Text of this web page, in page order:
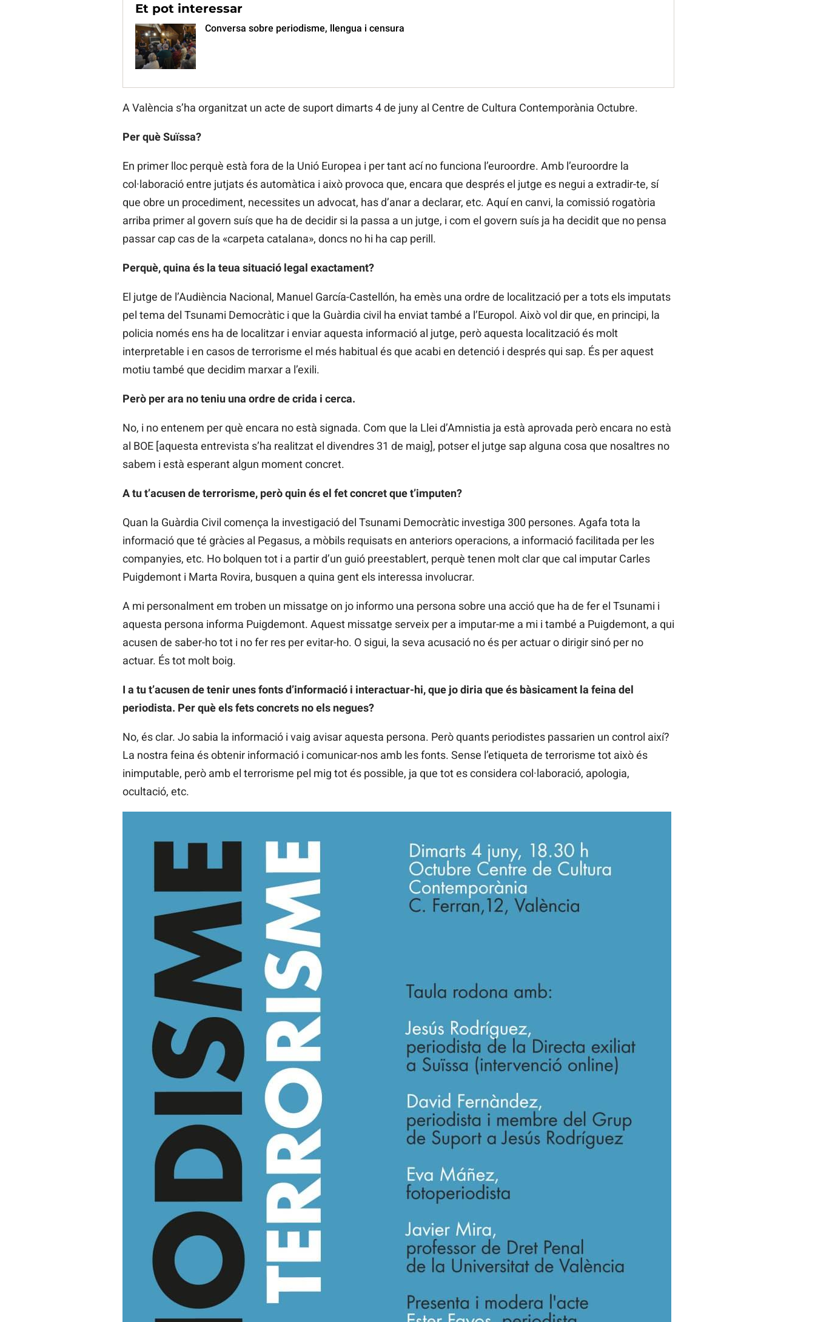
Et pot interessar
Conversa sobre periodisme, llengua i censura
A València s’ha organitzat un acte de suport dimarts 4 de juny al Centre de Cultura Contemporània Octubre.
Per què Suïssa?
En primer lloc perquè està fora de la Unió Europea i per tant ací no funciona l’euroordre. Amb l’euroordre la
col·laboració entre jutjats és automàtica i això provoca que, encara que després el jutge es negui a extradir-te, sí
que obre un procediment, necessites un advocat, has d’anar a declarar, etc. Aquí en canvi, la comissió rogatòria
arriba primer al govern suís que ha de decidir si la passa a un jutge, i com el govern suís ja ha decidit que no pensa
passar cap cas de la «carpeta catalana», doncs no hi ha cap perill.
Perquè, quina és la teua situació legal exactament?
El jutge de l’Audiència Nacional, Manuel García-Castellón, ha emès una ordre de localització per a tots els imputats
pel tema del Tsunami Democràtic i que la Guàrdia civil ha enviat també a l’Europol. Això vol dir que, en principi, la
policia només ens ha de localitzar i enviar aquesta informació al jutge, però aquesta localització és molt
interpretable i en casos de terrorisme el més habitual és que acabi en detenció i després qui sap. És per aquest
motiu també que decidim marxar a l’exili.
Però per ara no teniu una ordre de crida i cerca.
No, i no entenem per què encara no està signada. Com que la Llei d’Amnistia ja està aprovada però encara no està
al BOE [aquesta entrevista s’ha realitzat el divendres 31 de maig], potser el jutge sap alguna cosa que nosaltres no
sabem i està esperant algun moment concret.
A tu t’acusen de terrorisme, però quin és el fet concret que t’imputen?
Quan la Guàrdia Civil comença la investigació del Tsunami Democràtic investiga 300 persones. Agafa tota la
informació que té gràcies al Pegasus, a mòbils requisats en anteriors operacions, a informació facilitada per les
companyies, etc. Ho bolquen tot i a partir d’un guió preestablert, perquè tenen molt clar que cal imputar Carles
Puigdemont i Marta Rovira, busquen a quina gent els interessa involucrar.
A mi personalment em troben un missatge on jo informo una persona sobre una acció que ha de fer el Tsunami i
aquesta persona informa Puigdemont. Aquest missatge serveix per a imputar-me a mi i també a Puigdemont, a qui
acusen de saber-ho tot i no fer res per evitar-ho. O sigui, la seva acusació no és per actuar o dirigir sinó per no
actuar. És tot molt boig.
I a tu t’acusen de tenir unes fonts d’informació i interactuar-hi, que jo diria que és bàsicament la feina del
periodista. Per què els fets concrets no els negues?
No, és clar. Jo sabia la informació i vaig avisar aquesta persona. Però quants periodistes passarien un control així?
La nostra feina és obtenir informació i comunicar-nos amb les fonts. Sense l’etiqueta de terrorisme tot això és
inimputable, però amb el terrorisme pel mig tot és possible, ja que tot es considera col·laboració, apologia,
ocultació, etc.